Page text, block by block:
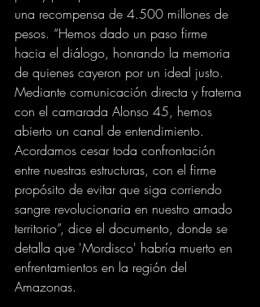
una recompensa de 4.500 millones de
pesos. “Hemos dado un paso firme
hacia el diálogo, honrando la memoria
de quienes cayeron por un ideal justo.
Mediante comunicación directa y fraterna
con el camarada Alonso 45, hemos
abierto un canal de entendimiento.
Acordamos cesar toda confrontación
entre nuestras estructuras, con el firme
propósito de evitar que siga corriendo
sangre revolucionaria en nuestro amado
territorio”, dice el documento, donde se
detalla que 'Mordisco' habría muerto en
enfrentamientos en la región del
Amazonas.